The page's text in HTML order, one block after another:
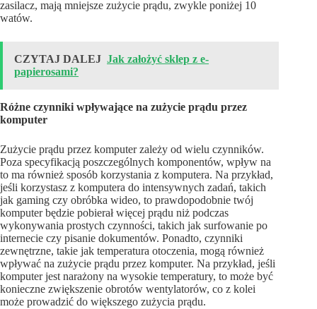
zasilacz, mają mniejsze zużycie prądu, zwykle poniżej 10
watów.
CZYTAJ DALEJ Jak założyć sklep z e-
papierosami?
Różne czynniki wpływające na zużycie prądu przez
komputer
Zużycie prądu przez komputer zależy od wielu czynników.
Poza specyfikacją poszczególnych komponentów, wpływ na
to ma również sposób korzystania z komputera. Na przykład,
jeśli korzystasz z komputera do intensywnych zadań, takich
jak gaming czy obróbka wideo, to prawdopodobnie twój
komputer będzie pobierał więcej prądu niż podczas
wykonywania prostych czynności, takich jak surfowanie po
internecie czy pisanie dokumentów. Ponadto, czynniki
zewnętrzne, takie jak temperatura otoczenia, mogą również
wpływać na zużycie prądu przez komputer. Na przykład, jeśli
komputer jest narażony na wysokie temperatury, to może być
konieczne zwiększenie obrotów wentylatorów, co z kolei
może prowadzić do większego zużycia prądu.